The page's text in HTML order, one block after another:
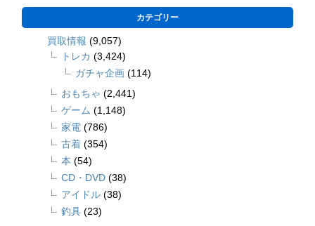
カテゴリー
買取情報 (9,057)
トレカ (3,424)
ガチャ企画 (114)
おもちゃ (2,441)
ゲーム (1,148)
家電 (786)
古着 (354)
本 (54)
CD・DVD (38)
アイドル (38)
釣具 (23)